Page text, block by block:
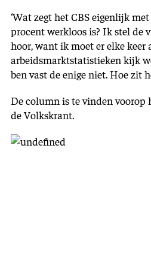
‘Wat zegt het CBS eigenlijk
procent werkloos is? Ik stel de
hoor, want ik moet er elke keer
arbeidsmarktstatistieken kijk
ben vast de enige niet. Hoe zit
De column is te vinden voorop
de Volkskrant.